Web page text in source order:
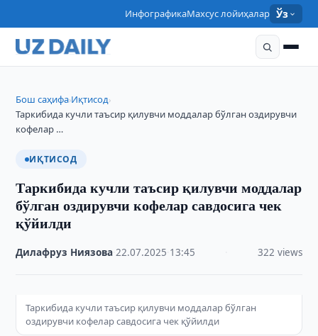
ИнфографикаМахсус лойиҳалар Ўз
Бош саҳифа›Иқтисод›
Таркибида кучли таъсир қилувчи моддалар бўлган оздирувчи
кофелар …
ИҚТИСОД
Таркибида кучли таъсир қилувчи моддалар
бўлган оздирувчи кофелар савдосига чек
қўйилди
Дилафруз Ниязова ·22.07.2025 13:45 322 views
Таркибида кучли таъсир қилувчи моддалар бўлган
оздирувчи кофелар савдосига чек қўйилди